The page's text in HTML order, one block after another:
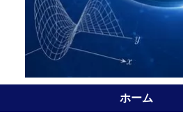
ホーム